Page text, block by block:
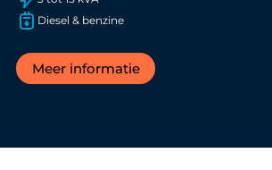
Diesel & benzine
Meer informatie